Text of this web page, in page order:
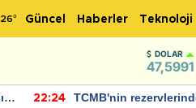
26° Güncel Haberler Teknoloji
DOLAR
47,5991
22:24
TCMB'nin